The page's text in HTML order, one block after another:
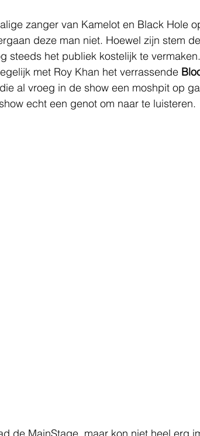
zanger van Kamelot en Black Hole
deze man niet. Hoewel zijn stem
steeds het publiek kostelijk te vermaken.
met Roy Khan het verrassende
al vroeg in de show een moshpit op
echt een genot om naar te luisteren.
de MainStage, maar kon niet heel erg